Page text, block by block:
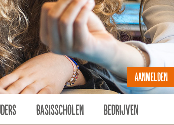
AANMELDEN
BASISSCHOLEN BEDRIJVEN